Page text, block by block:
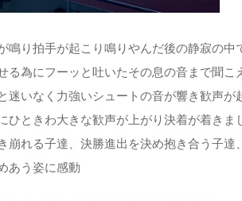
鳴り拍手が起こり鳴りやんだ後の静寂の中
る為にフーッと吐いたその息の音まで聞
迷いなく力強いシュートの音が響き歓声が
ひときわ大きな歓声が上がり決着が着きま
崩れる子達、決勝進出を決め抱き合う子
あう姿に感動